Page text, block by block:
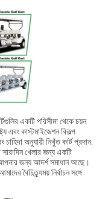
একটি পরিসীমা থেকে চয়ন
এবং কাস্টমাইজেশন বিকল্প
অনুযায়ী নিখুঁত কার্ট প্রদান.
খেলার জন্য একটি
জন্য আদর্শ সমাধান আছে।
বৈচিত্র্যময় নির্বাচন সঙ্গে